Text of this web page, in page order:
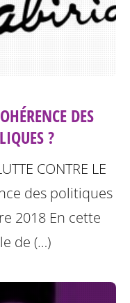
DES
?
CONTRE LE
des politiques
2018 En cette
de (…)